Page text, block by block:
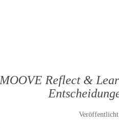
MOOVE Reflect &
Veröffentlicht